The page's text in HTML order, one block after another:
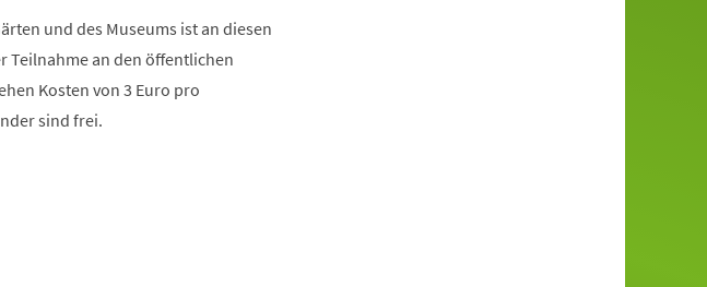
und des Museums ist an diesen
Teilnahme an den öffentlichen
Kosten von 3 Euro pro
sind frei.